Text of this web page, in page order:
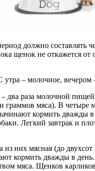
должно
щенок не откажется
– молочное, вечером
– два раза молочной
мяса). В четыре
кормить дважды
Легкий завтрак и
из них мясная (до
кормить дважды в
мяса. Щенков